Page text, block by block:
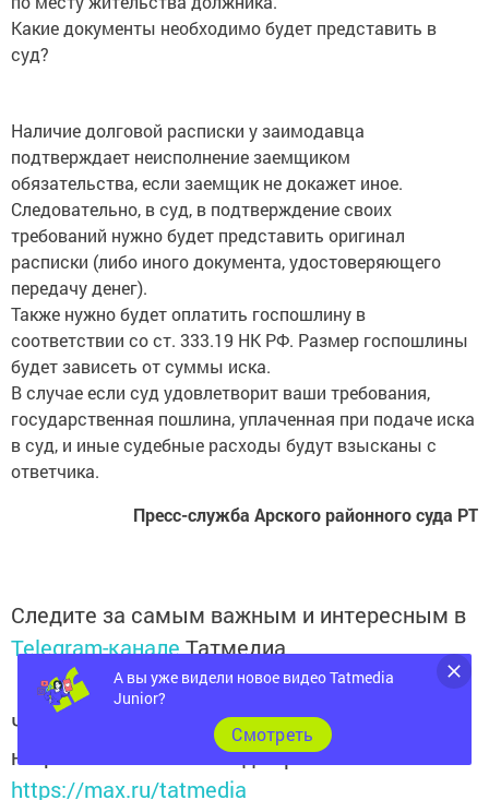
Какие документы необходимо будет представить в
суд?
подтверждает неисполнение заемщиком
обязательства, если заемщик не докажет иное.
Следовательно, в суд, в подтверждение своих
требований нужно будет представить оригинал
расписки (либо иного документа, удостоверяющего
передачу денег).
Также нужно будет оплатить госпошлину в
соответствии со ст. 333.19 НК РФ. Размер госпошлины
будет зависеть от суммы иска.
В случае если суд удовлетворит ваши требования,
государственная пошлина, уплаченная при подаче иска
в суд, и иные судебные расходы будут взысканы с
ответчика.
Telegram-каналеТатмедиа
Читайте новости Татарстана в
национальном мессенджере MАХ:
https://max.ru/tatmedia
А вы уже видели новое видео Tatmedia
Junior?
Cмотреть